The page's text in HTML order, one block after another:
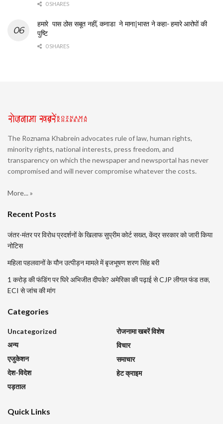
0 SHARES
हमारे पास ठोस सबूत नहीं, कनाडा ने माना|भारत ने कहा- हमारे आरोपों की
पुष्टि
0 SHARES
The Roznama Khabrein advocates rule of law, human rights,
minority rights, national interests, press freedom, and
transparency on which the newspaper and newsportal has never
compromised and will never compromise whatever the costs.
More... »
Recent Posts
जंतर-मंतर पर विरोध प्रदर्शनों के खिलाफ सुप्रीम कोर्ट सख्त, केंद्र सरकार को जारी किया
नोटिस
महिला पहलवानों के यौन उत्पीड़न मामले में बृजभूषण शरण सिंह बरी
1 करोड़ की फंडिंग पर घिरे अभिजीत दीपके? अमेरिका की पढ़ाई से CJP लीगल फंड तक,
ECI से जांच की मांग
Categories
Uncategorized
अन्य
एजुकेशन
देश-विदेश
पड़ताल
रोजनामा खबरें विशेष
विचार
समाचार
हेट क्राइम
Quick Links